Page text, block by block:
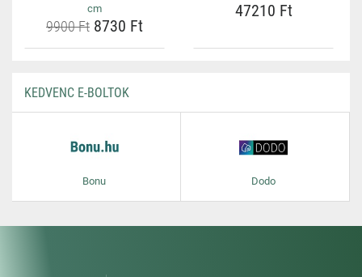
cm
9900 Ft 8730 Ft
47210 Ft
KEDVENC E-BOLTOK
Bonu Dodo